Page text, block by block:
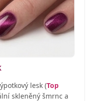
lesk (Top
skleněný šmrnc a